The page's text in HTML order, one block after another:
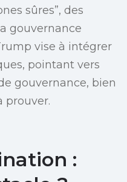
sûres”, des
gouvernance
vise à intégrer
pointant vers
gouvernance, bien
prouver.
: